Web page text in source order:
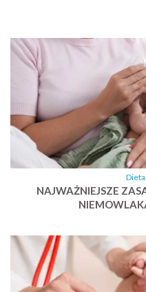
NAJWAŻNIEJSZE